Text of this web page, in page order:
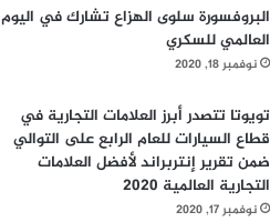
البروفسورة سلوى الهزاع تشارك في اليوم
العالمي للسكري
نوفمبر 18, 2020
تويوتا تتصدر أبرز العلامات التجارية في
قطاع السيارات للعام الرابع على التوالي
ضمن تقرير إنتربراند لأفضل العلامات
التجارية العالمية 2020
نوفمبر 17, 2020